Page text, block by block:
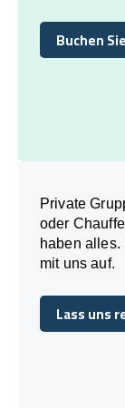
Buchen
Buchen
Private
oder
haben
mit uns auf.
Lass uns
Lass uns